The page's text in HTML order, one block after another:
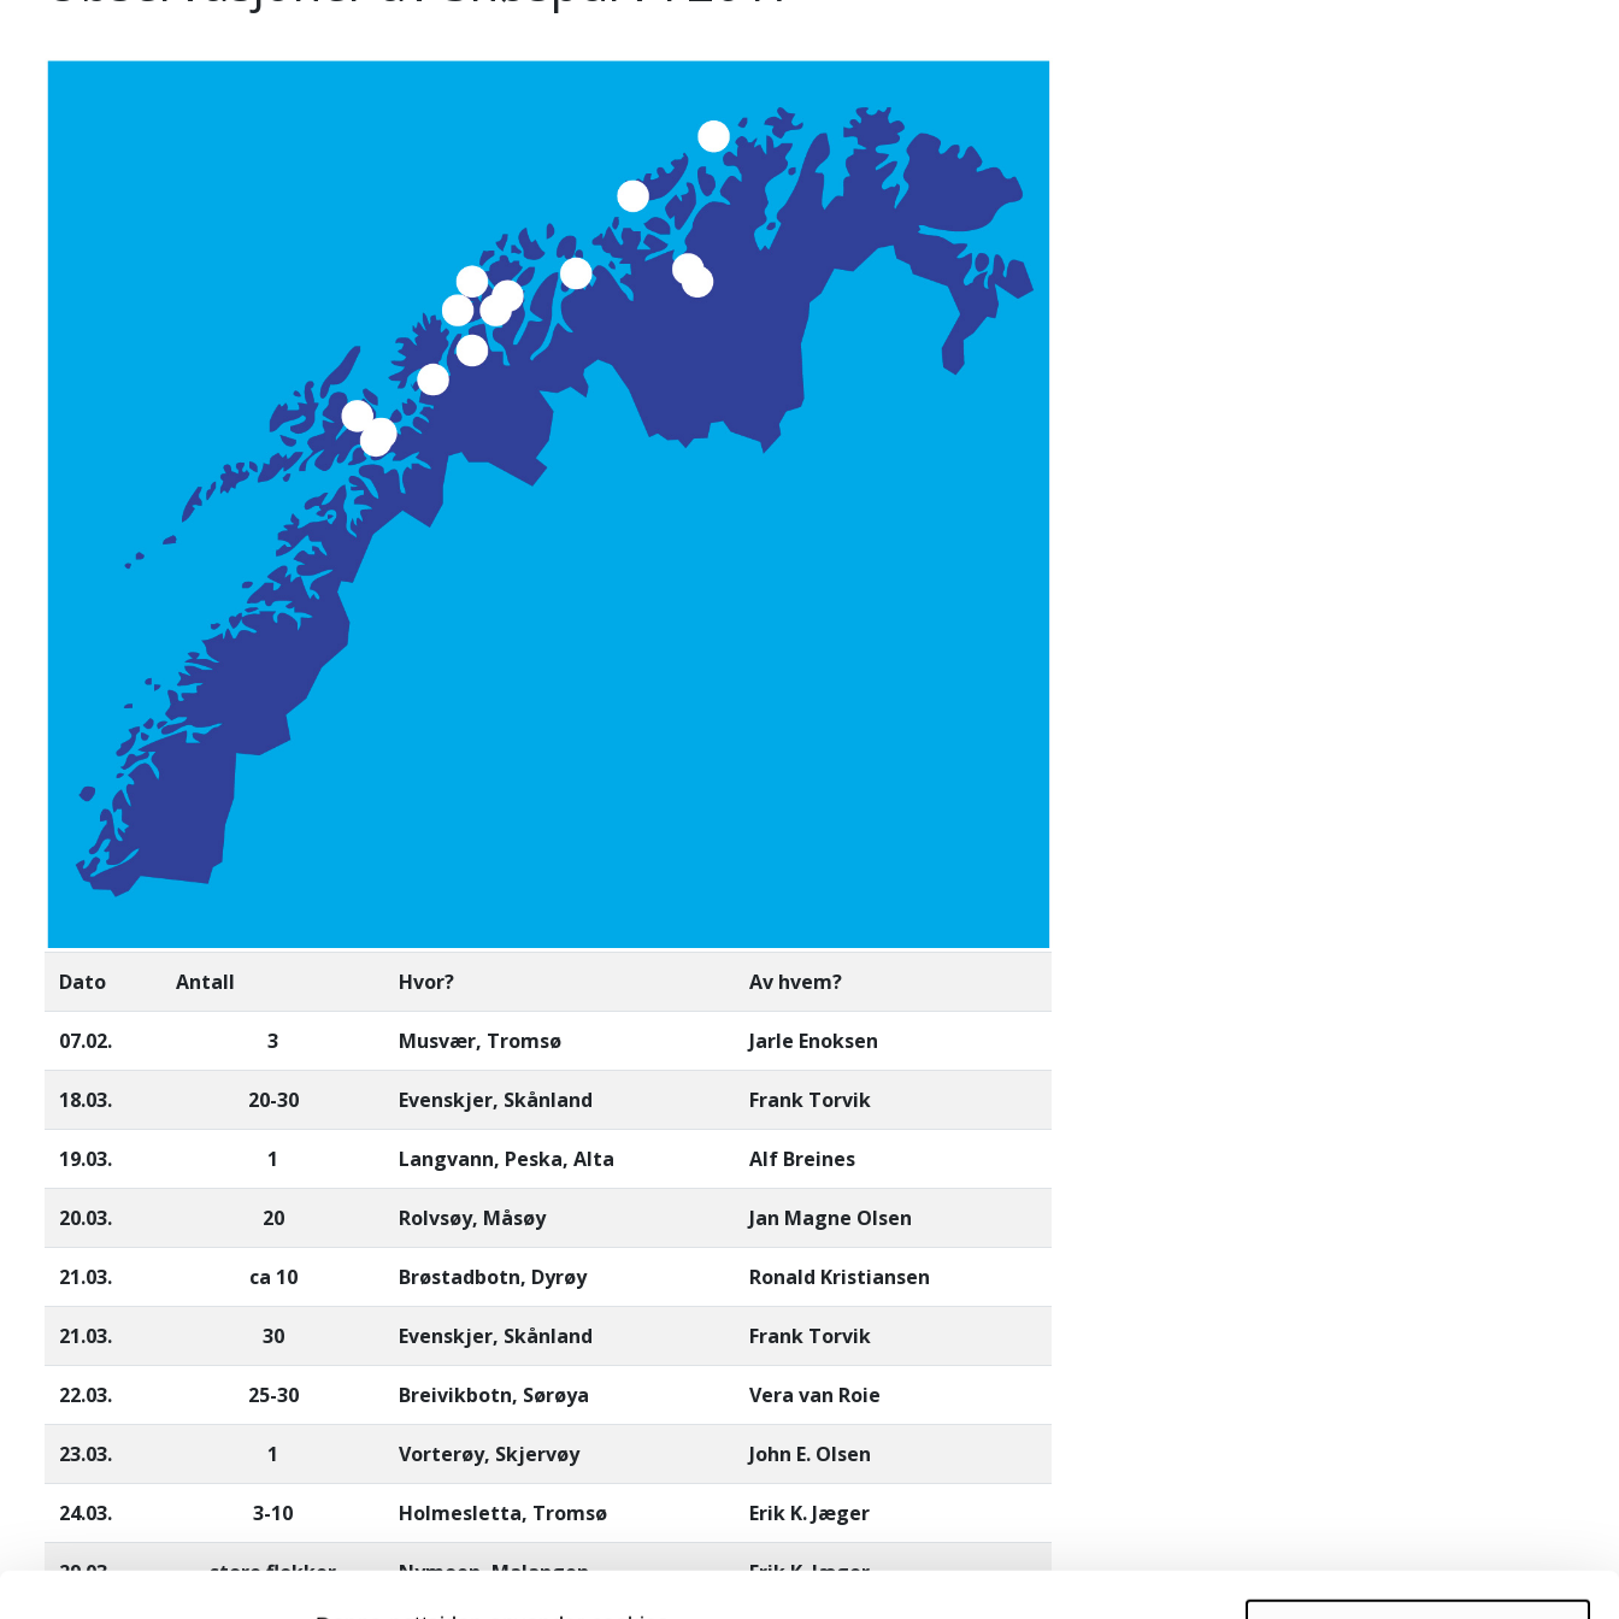
Dato Antall Hvor? Av hvem?
07.02. 3 Musvær, Tromsø Jarle Enoksen
18.03. 20-30 Evenskjer, Skånland Frank Torvik
19.03. 1 Langvann, Peska, Alta Alf Breines
20.03. 20 Rolvsøy, Måsøy Jan Magne Olsen
21.03. ca 10 Brøstadbotn, Dyrøy Ronald Kristiansen
21.03. 30 Evenskjer, Skånland Frank Torvik
22.03. 25-30 Breivikbotn, Sørøya Vera van Roie
23.03. 1 Vorterøy, Skjervøy John E. Olsen
24.03. 3-10 Holmesletta, Tromsø Erik K. Jæger
29.03. store flokker Nymoen, Malangen Erik K. Jæger